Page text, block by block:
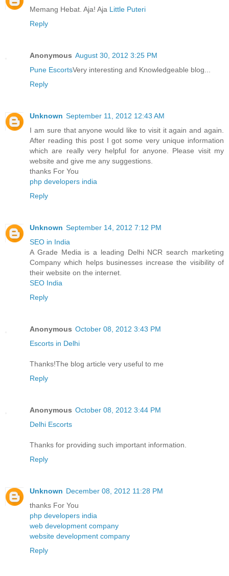
Memang Hebat. Aja! Aja Little Puteri
Reply
Anonymous August 30, 2012 3:25 PM
Pune EscortsVery interesting and Knowledgeable blog...
Reply
Unknown September 11, 2012 12:43 AM
I am sure that anyone would like to visit it again and again.
After reading this post I got some very unique information
which are really very helpful for anyone. Please visit my
website and give me any suggestions.
thanks For You
php developers india
Reply
Unknown September 14, 2012 7:12 PM
SEO in India
A Grade Media is a leading Delhi NCR search marketing
Company which helps businesses increase the visibility of
their website on the internet.
SEO India
Reply
Anonymous October 08, 2012 3:43 PM
Escorts in Delhi
Thanks!The blog article very useful to me
Reply
Anonymous October 08, 2012 3:44 PM
Delhi Escorts
Thanks for providing such important information.
Reply
Unknown December 08, 2012 11:28 PM
thanks For You
php developers india
web development company
website development company
Reply